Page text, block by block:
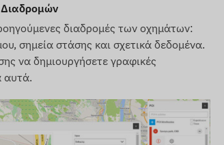
διαδρομές των οχημάτων:
σημεία στάσης και σχετικά δεδομένα.
να δημιουργήσετε γραφικές
αυτά.